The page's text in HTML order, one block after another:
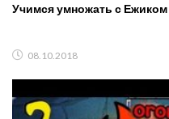
Учимся умножать с
08.10.2018